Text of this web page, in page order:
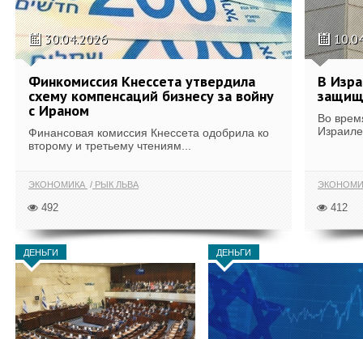
30.04.2026
Финкомиссия Кнессета утвердила
схему компенсаций бизнесу за войну
с Ираном
Финансовая комиссия Кнессета одобрила ко
второму и третьему чтениям...
ЭКОНОМИКА РЫК ЛЬВА
492
В
Во
412
ДЕНЬГИ ДЕНЬГИ